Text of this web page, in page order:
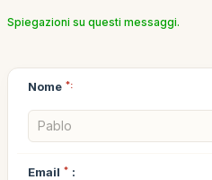
Spiegazioni su questi messaggi.
Nome *:
Email * :